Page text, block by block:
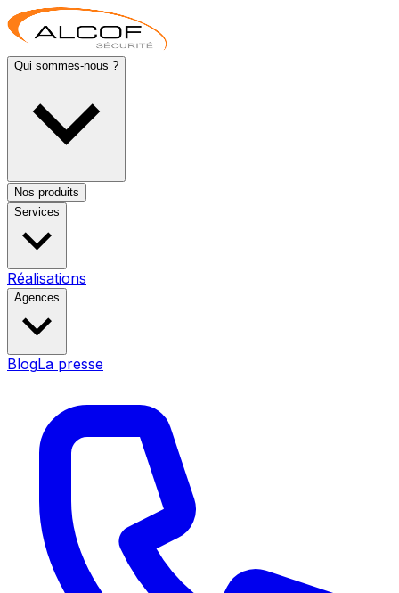
Qui sommes-nous ?
Nos produits
Services
Réalisations
Agences
BlogLa presse